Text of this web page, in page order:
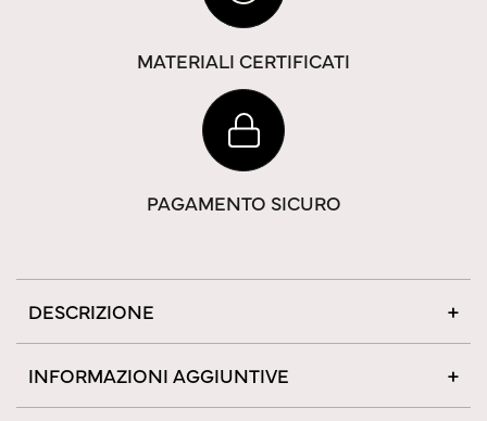
MATERIALI CERTIFICATI
PAGAMENTO SICURO
DESCRIZIONE
INFORMAZIONI AGGIUNTIVE